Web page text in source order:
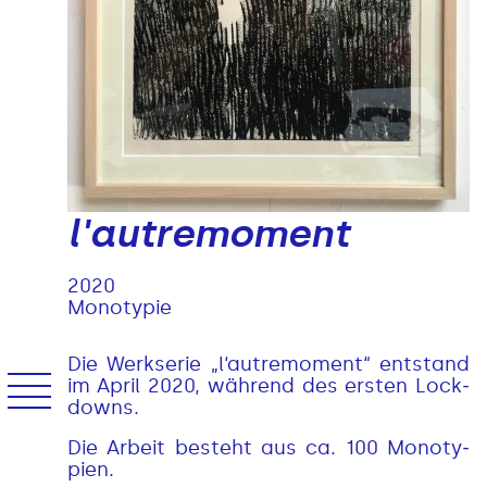
l'autremoment
2020
Monotypie
Die Werkse­rie „l‘autre­mo­ment“ ent­stand
im April 2020, wäh­rend des ers­ten Lock­
downs.
Die Arbeit besteht aus ca. 100 Mono­ty­
pien.